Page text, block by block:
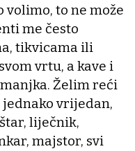
to ne može
me često
tikvicama ili
vrtu, a kave i
Želim reći
jednako vrijedan,
liječnik,
majstor, svi